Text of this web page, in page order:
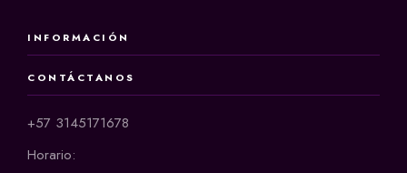
INFORMACIÓN
CONTÁCTANOS
+57 3145171678
Horario: